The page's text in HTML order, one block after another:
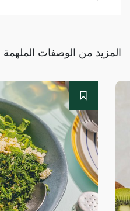
المزيد من الوصفات الملهمة